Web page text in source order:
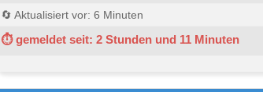
🔄 Aktualisiert vor: 6 Minuten
⏱ gemeldet seit: 2 Stunden und 11 Minuten